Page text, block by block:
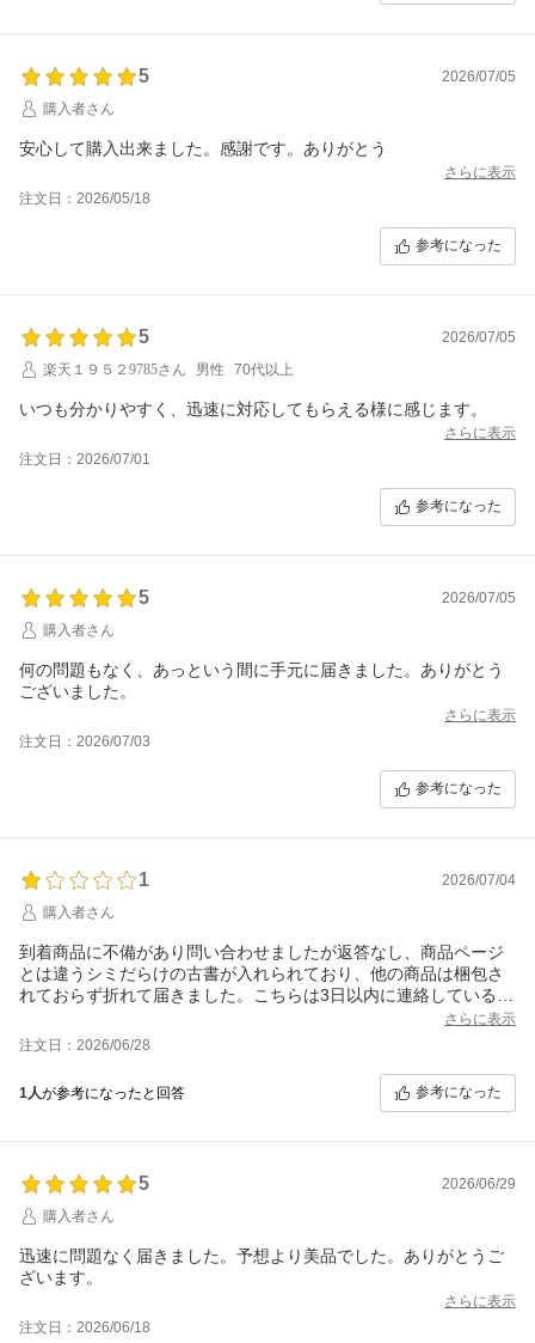
5
2026/07/05
購入者さん
安心して購入出来ました。感謝です。ありがとう
さらに表示
注文日：2026/05/18
参考になった
5
2026/07/05
楽天１９５２9785さん
男性 70代以上
いつも分かりやすく、迅速に対応してもらえる様に感じます。
さらに表示
注文日：2026/07/01
参考になった
5
2026/07/05
購入者さん
何の問題もなく、あっという間に手元に届きました。ありがとう
ございました。
さらに表示
注文日：2026/07/03
参考になった
1
2026/07/04
購入者さん
到着商品に不備があり問い合わせましたが返答なし、商品ページ
とは違うシミだらけの古書が入れられており、他の商品は梱包さ
れておらず折れて届きました。こちらは3日以内に連絡しているの
さらに表示
注文日：2026/06/28
1人が参考になったと回答 参考になった
5
2026/06/29
購入者さん
迅速に問題なく届きました。予想より美品でした。ありがとうご
ざいます。
さらに表示
注文日：2026/06/18